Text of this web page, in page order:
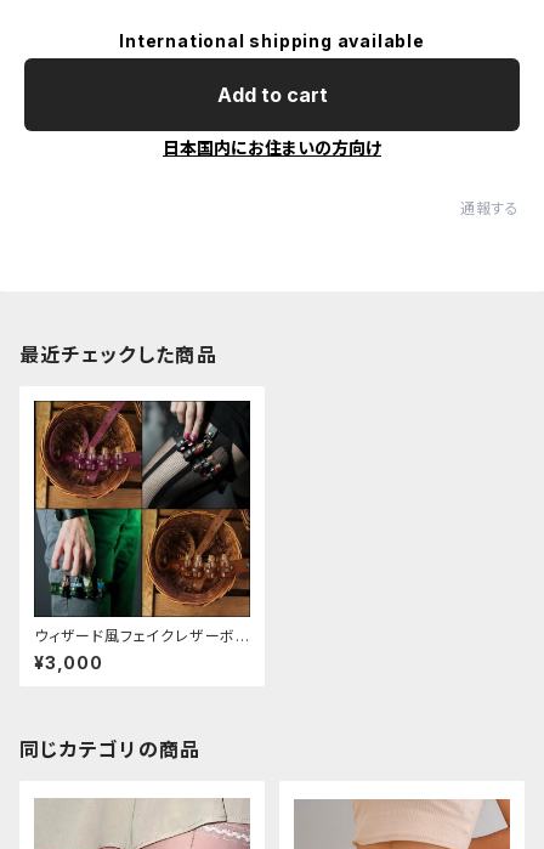
International shipping available
Add to cart
日本国内にお住まいの方向け
通報する
最近チェックした商品
ウィザード風フェイクレザーボト
ルホルダー
¥3,000
同じカテゴリの商品